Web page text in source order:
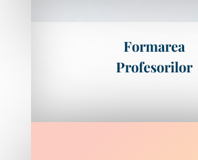
Formarea
Profesorilor